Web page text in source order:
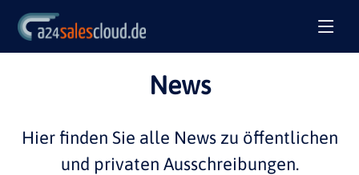
News
Hier finden Sie alle Newszu öffentlichen
und privaten Ausschreibungen.